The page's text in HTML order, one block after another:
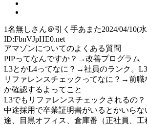
1名無しさん＠引く手あまた2024/04/10(
ID:FbnVJpHE0.net
アマゾンについてのよくある質問
PIPってなんですか？→改善プログラム
L3とかL4ってなに？→社員のランク。
リファレンスチェックってなに？→前職
か確認するよってこと
L3でもリファレンスチェックされるの
中途採用で卒業証明書がいるとかいら
途、目黒オフィス、倉庫番（正社員、